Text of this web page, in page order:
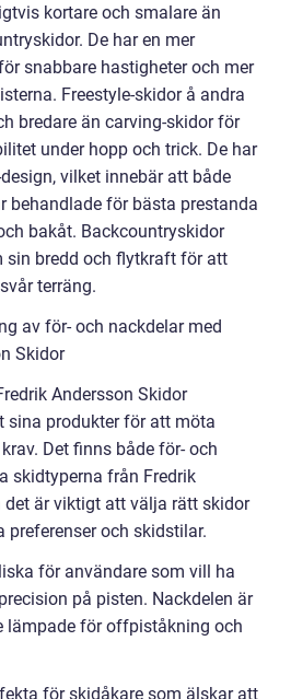
kortare och smalare än
De har en mer
snabbare hastigheter och mer
Freestyle-skidor å andra
bredare än carving-skidor för
under hopp och trick. De har
vilket innebär att både
behandlade för bästa prestanda
bakåt. Backcountryskidor
sin bredd och flytkraft för att
terräng.
av för- och nackdelar med
Skidor
Andersson Skidor
sina produkter för att möta
Det finns både för- och
skidtyperna från Fredrik
det är viktigt att välja rätt skidor
preferenser och skidstilar.
för användare som vill ha
på pisten. Nackdelen är
lämpade för offpiståkning och
för skidåkare som älskar att